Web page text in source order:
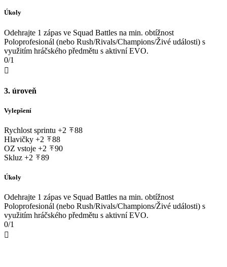
Úkoly
Odehrajte 1 zápas ve Squad Battles na min. obtížnost
Poloprofesionál (nebo Rush/Rivals/Champions/Živé události) s
využitím hráčského předmětu s aktivní EVO.
0/1

3. úroveň
Vylepšení
Rychlost sprintu +2
88
Hlavičky +2
88
OZ vstoje +2
90
Skluz +2 89
Úkoly
Odehrajte 1 zápas ve Squad Battles na min. obtížnost
Poloprofesionál (nebo Rush/Rivals/Champions/Živé události) s
využitím hráčského předmětu s aktivní EVO.
0/1
